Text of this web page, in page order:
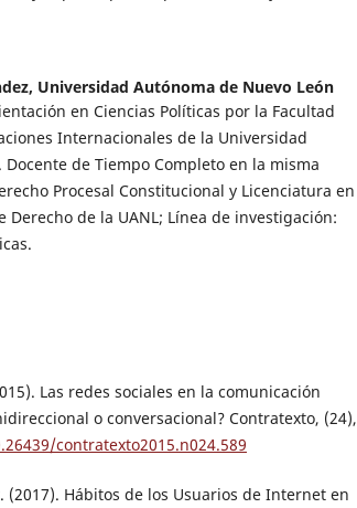
Universidad Autónoma de Nuevo León
en Ciencias Políticas por la Facultad
Internacionales de la Universidad
de Tiempo Completo en la misma
Procesal Constitucional y Licenciatura en
Derecho de la UANL; Línea de investigación:
Las redes sociales en la comunicación
o conversacional? Contratexto, (24),
contratexto2015.n024.589
Hábitos de los Usuarios de Internet en